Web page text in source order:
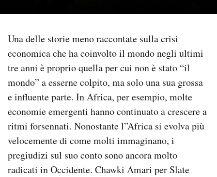
I MIEI PREFERITI
SHOP
CALENDARIO
Area Personale
Una delle storie meno raccontate sulla crisi
economica che ha coinvolto il mondo negli ultimi
tre anni è proprio quella per cui non è stato “il
mondo” a esserne colpito, ma solo una sua grossa
e influente parte. In Africa, per esempio, molte
economie emergenti hanno continuato a crescere a
ritmi forsennati. Nonostante l”Africa si evolva più
velocemente di come molti immaginano, i
pregiudizi sul suo conto sono ancora molto
radicati in Occidente. Chawki Amari per Slate